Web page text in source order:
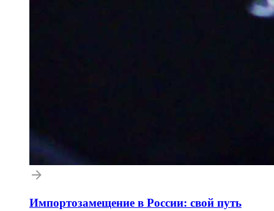
Импортозамещение в России: свой путь